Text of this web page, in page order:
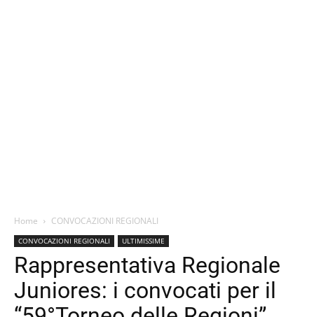
Home CONVOCAZIONI REGIONALI
CONVOCAZIONI REGIONALI ULTIMISSIME
Rappresentativa Regionale
Juniores: i convocati per il